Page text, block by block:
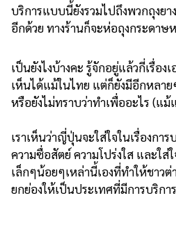
บริการแบบนี้ยังรวมไปถึงพวกถุงย
อีกด้วย ทางร้านก็จะห่อถุงกระดาษ
เป็นยังไงบ้างคะ รู้จักอยู่แล้วกี่เรื่อง
เห็นได้แม้ในไทย แต่ก็ยังมีอีกหลาย
หรือยังไม่ทราบว่าทำเพื่ออะไร (แ
เราเห็นว่าญี่ปุ่นจะใส่ใจในเรื่องกา
ความซื่อสัตย์ ความโปร่งใส และใส่
เล็กๆน้อยๆเหล่านี้เองที่ทำให้ชาว
ยกย่องให้เป็นประเทศที่มีการบริกา